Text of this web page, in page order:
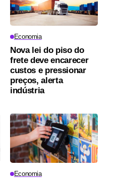
Economia
Nova lei do piso do
frete deve encarecer
custos e pressionar
preços, alerta
indústria
Economia